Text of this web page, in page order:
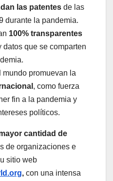
las patentes de las
durante la pandemia.
100% transparentes
datos que se comparten
promuevan la
, como fuerza
fin a la pandemia y
políticos.
cantidad de
de organizaciones e
sitio web
, con una intensa